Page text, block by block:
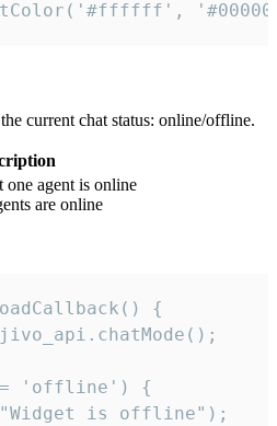
current chat status: online/offline.
one agent is online
are online
{
'offline') {
is offline");